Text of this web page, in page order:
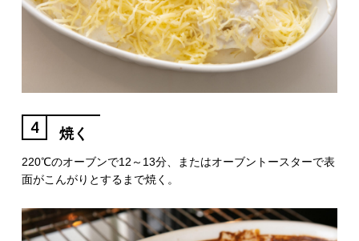
4 焼く
220℃のオーブンで12～13分、またはオーブントースターで表
面がこんがりとするまで焼く。